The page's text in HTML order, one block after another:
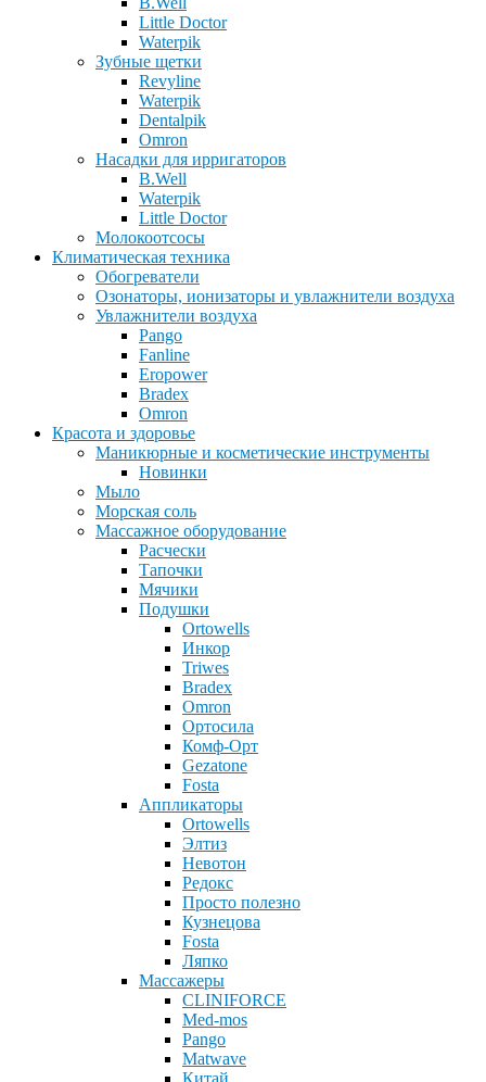
Little Doctor
Waterpik
Зубные щетки
Revyline
Waterpik
Dentalpik
Omron
Насадки для ирригаторов
B.Well
Waterpik
Little Doctor
Молокоотсосы
Климатическая техника
Обогреватели
Озонаторы, ионизаторы и увлажнители воздуха
Увлажнители воздуха
Pango
Fanline
Eropower
Bradex
Omron
Красота и здоровье
Маникюрные и косметические инструменты
Новинки
Мыло
Морская соль
Массажное оборудование
Расчески
Тапочки
Мячики
Подушки
Ortowells
Инкор
Triwes
Bradex
Omron
Ортосила
Комф-Орт
Gezatone
Fosta
Аппликаторы
Ortowells
Элтиз
Невотон
Редокс
Просто полезно
Кузнецова
Fosta
Ляпко
Массажеры
CLINIFORCE
Med-mos
Pango
Matwave
Китай